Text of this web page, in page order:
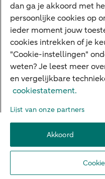
Valutacentrum
Alles over PSD2
Business Community
Over ABN AMRO
Toegankelijkheid
Privacy
©
dan ga je akkoord met
persoonlijke cookies op
ieder moment jouw
cookies intrekken of je
"Cookie-instellingen"
weten? Je leest meer
en vergelijkbare
cookiestatement.
Lijst van onze partners
Akkoord